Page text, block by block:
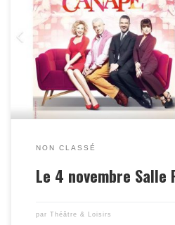
NON CLASSÉ
Le 4 novembre Salle
par Théâtre & Loisirs